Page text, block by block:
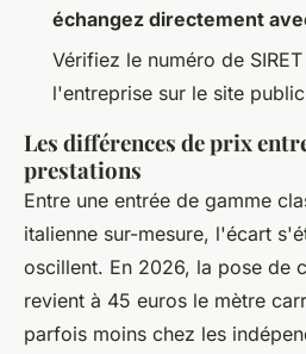
échangez directement
Vérifiez le numéro de
l'entreprise sur le site
Les différences de prix
prestations
Entre une entrée de gamme
italienne sur-mesure, l'écart
oscillent. En 2026, la pose de
revient à 45 euros le mètre
parfois moins chez les